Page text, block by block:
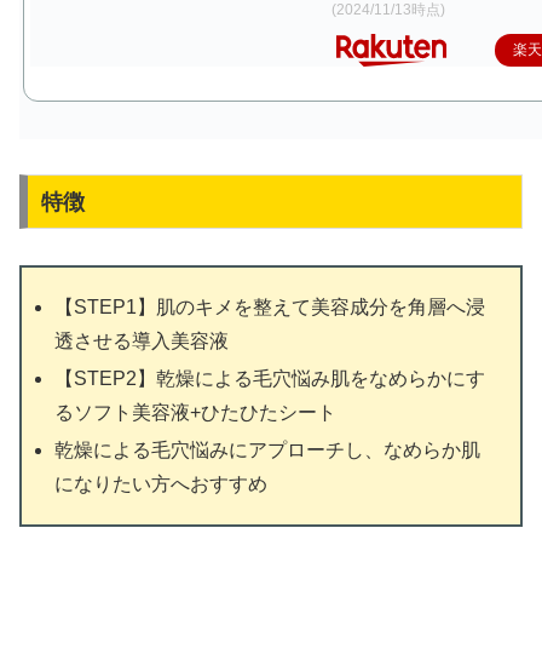
(2024/11/13時点)
楽
特徴
【STEP1】肌のキメを整えて美容成分を角層へ浸
透させる導入美容液
【STEP2】乾燥による毛穴悩み肌をなめらかにす
るソフト美容液+ひたひたシート
乾燥による毛穴悩みにアプローチし、なめらか肌
になりたい方へおすすめ